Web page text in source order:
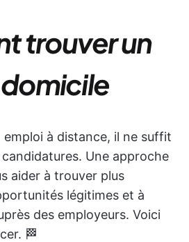
trouver un
à distance, il ne suffit
Une approche
aider à trouver plus
légitimes et à
des employeurs. Voici
🏁